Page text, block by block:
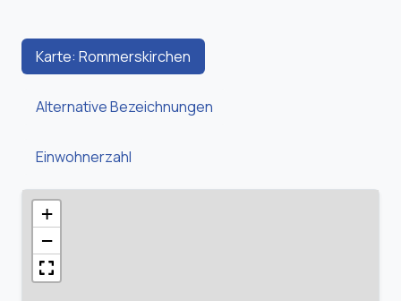
Karte: Rommerskirchen
Alternative Bezeichnungen
Einwohnerzahl
+
−